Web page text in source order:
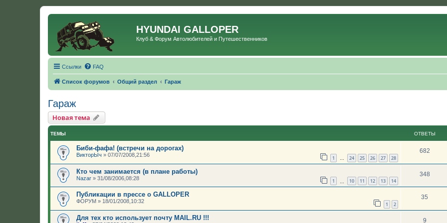
HYUNDAI GALLOPER
Клуб & Форум Автолюбителей и Путешественников
Ссылки FAQ
Список форумов Общий раздел Гараж
Гараж
Новая тема
ТЕМЫ ОТВЕТЫ
Биби-фафа! (встречи на дорогах)
ВикторЫч » 07/07/2008,21:56 1 … 24 25 26 27 28
682
Кто чем занимается (в плане работы)
Nazar » 31/08/2006,08:28 1 10 11 12 13 14
348
Публикации в прессе о GALLOPER
ФОРУМ » 18/01/2008,10:32 1 2
35
Для тех кто использует почту MAIL.RU !!! 9